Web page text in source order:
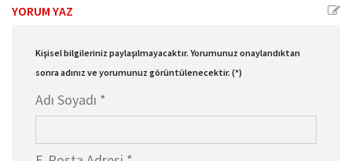
YORUM YAZ
Kişisel bilgileriniz paylaşılmayacaktır. Yorumunuz onaylandıktan
sonra adınız ve yorumunuz görüntülenecektir. (*)
Adı Soyadı *